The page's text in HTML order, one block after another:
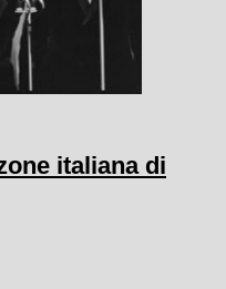
italiana di